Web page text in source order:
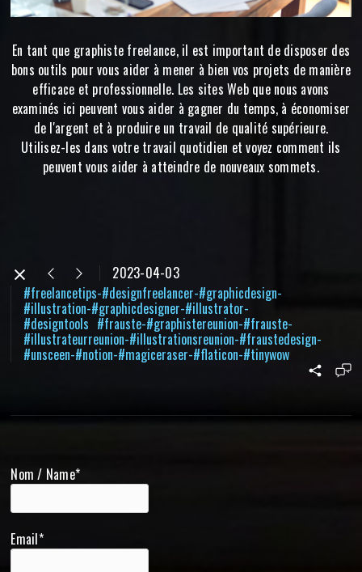
En tant que graphiste freelance, il est important de disposer des
bons outils pour vous aider à mener à bien vos projets de manière
efficace et professionnelle. Les sites Web que nous avons
examinés ici peuvent vous aider à gagner du temps, à économiser
de l'argent et à produire un travail de qualité supérieure.
Utilisez-les dans votre travail quotidien et voyez comment ils
peuvent vous aider à atteindre de nouveaux sommets.
2023-04-03
#freelancetips-#designfreelancer-#graphicdesign-
#illustration-#graphicdesigner-#illustrator-
#designtools #frauste-#graphistereunion-#frauste-
#illustrateurreunion-#illustrationsreunion-#fraustedesign-
#unsceen-#notion-#magiceraser-#flaticon-#tinywow
Nom / Name*
Email*